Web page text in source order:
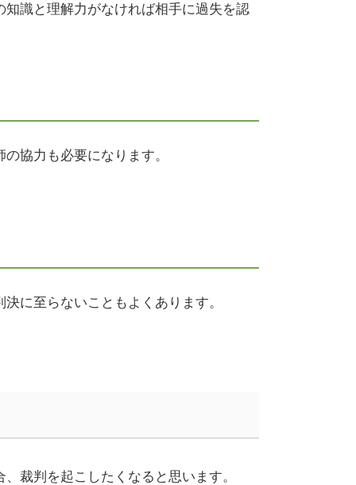
識と理解力がなければ相手に過失を認
協力も必要になります。
に至らないこともよくあります。
裁判を起こしたくなると思います。